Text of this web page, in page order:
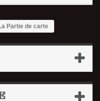
Partie de carte